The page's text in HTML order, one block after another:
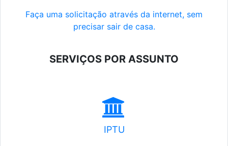
Faça uma solicitação através da internet, sem
precisar sair de casa.
SERVIÇOS POR ASSUNTO
IPTU